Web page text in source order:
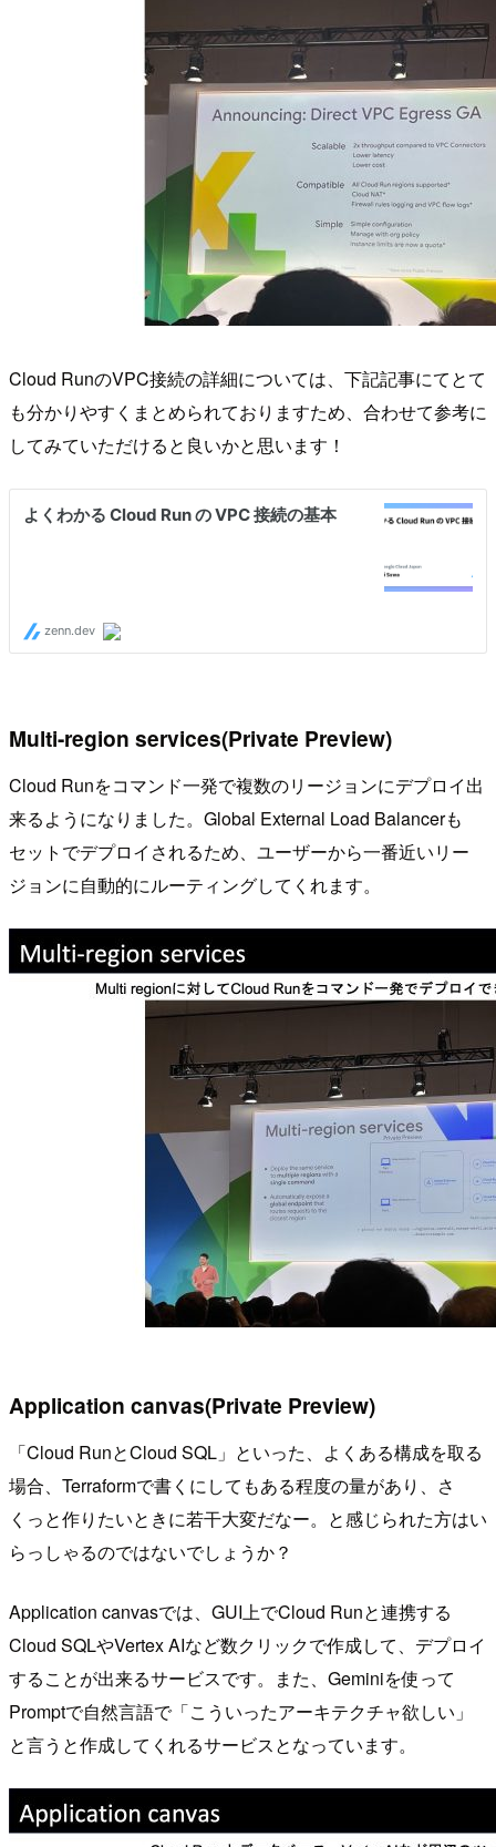
Cloud RunのVPC接続の詳細については、下記記事にてとて
も分かりやすくまとめられておりますため、合わせて参考に
してみていただけると良いかと思います！
Multi-region services(Private Preview)
Cloud Runをコマンド一発で複数のリージョンにデプロイ出
来るようになりました。Global External Load Balancerも
セットでデプロイされるため、ユーザーから一番近いリー
ジョンに自動的にルーティングしてくれます。
Application canvas(Private Preview)
「Cloud RunとCloud SQL」といった、よくある構成を取る
場合、Terraformで書くにしてもある程度の量があり、さ
くっと作りたいときに若干大変だなー。と感じられた方はい
らっしゃるのではないでしょうか？
Application canvasでは、GUI上でCloud Runと連携する
Cloud SQLやVertex AIなど数クリックで作成して、デプロイ
することが出来るサービスです。また、Geminiを使って
Promptで自然言語で「こういったアーキテクチャ欲しい」
と言うと作成してくれるサービスとなっています。